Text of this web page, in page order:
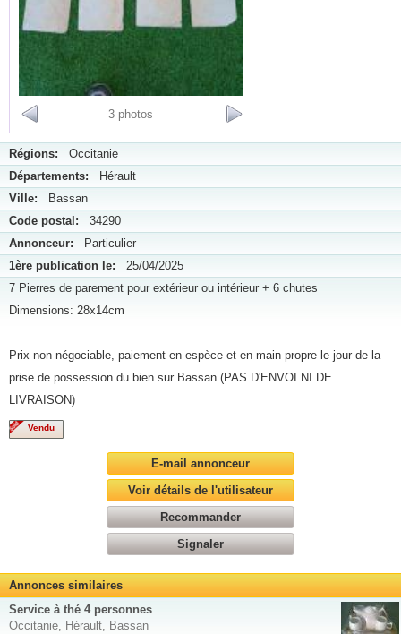
3 photos
Régions: Occitanie
Départements: Hérault
Ville: Bassan
Code postal: 34290
Annonceur: Particulier
1ère publication le: 25/04/2025
7 Pierres de parement pour extérieur ou intérieur + 6 chutes
Dimensions: 28x14cm
Prix non négociable, paiement en espèce et en main propre le jour de la
prise de possession du bien sur Bassan (PAS D'ENVOI NI DE
LIVRAISON)
Vendu
E-mail annonceur
Voir détails de l'utilisateur
Recommander
Signaler
Annonces similaires
Service à thé 4 personnes
Occitanie, Hérault, Bassan